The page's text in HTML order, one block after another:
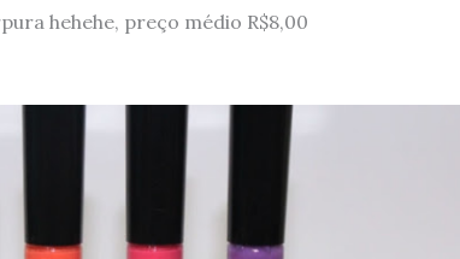
hehehe, preço médio R$8,00